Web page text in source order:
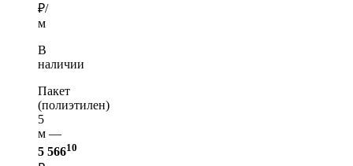
₽/
м
В
наличии
Пакет
(полиэтилен)
5
м —
5 56610